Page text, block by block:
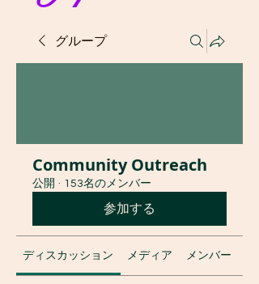
グループ
Community Outreach
公開 · 153名のメンバー
参加する
ディスカッション メディア メンバー